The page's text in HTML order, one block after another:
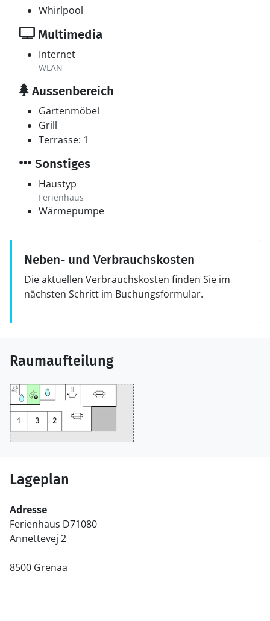
Whirlpool
Multimedia
Internet
WLAN
Aussenbereich
Gartenmöbel
Grill
Terrasse: 1
Sonstiges
Haustyp
Ferienhaus
Wärmepumpe
Neben- und Verbrauchskosten
Die aktuellen Verbrauchskosten finden Sie im
nächsten Schritt im Buchungsformular.
Raumaufteilung
Lageplan
Adresse
Ferienhaus D71080
Annettevej 2
8500 Grenaa